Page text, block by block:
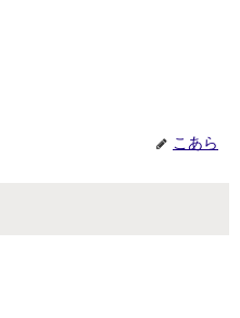
こあら